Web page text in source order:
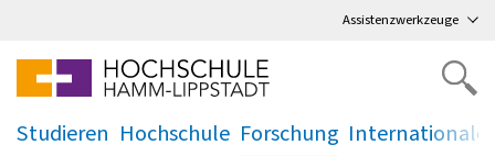
Assistenzwerkzeuge
Studieren Hochschule Forschung